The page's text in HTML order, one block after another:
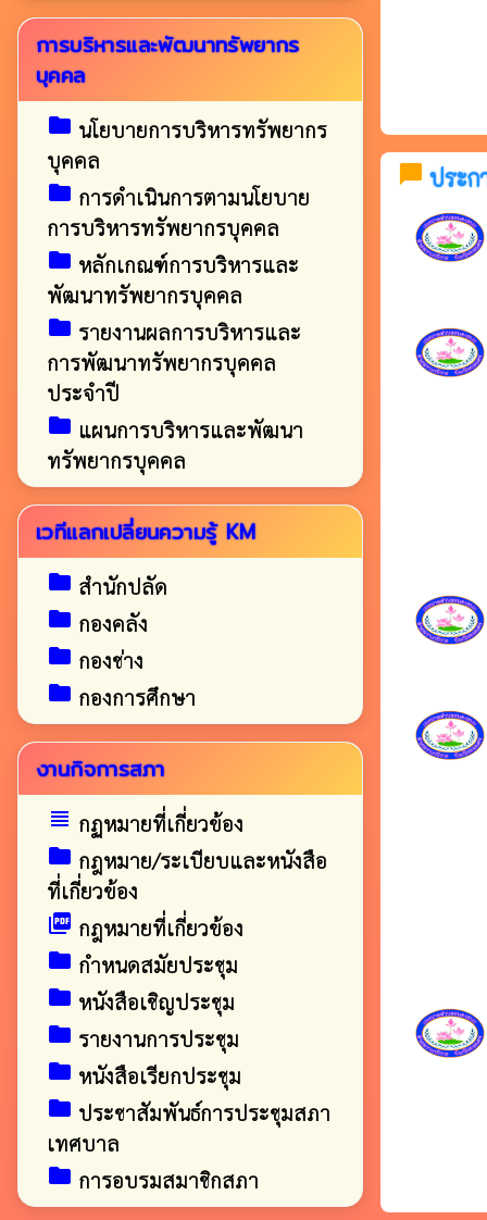
การบริหารและพัฒนาทรัพยากร
บุคคล
folder นโยบายการบริหารทรัพยากร
บุคคล
folder การดำเนินการตามนโยบาย
การบริหารทรัพยากรบุคคล
folder หลักเกณฑ์การบริหารและ
พัฒนาทรัพยากรบุคคล
folder รายงานผลการบริหารและ
การพัฒนาทรัพยากรบุคคล
ประจำปี
folder แผนการบริหารและพัฒนา
ทรัพยากรบุคคล
เวทีแลกเปลี่ยนความรู้ KM
folder สำนักปลัด
folder กองคลัง
folder กองช่าง
folder กองการศึกษา
งานกิจการสภา
view_headline กฏหมายที่เกี่ยวข้อง
folder กฎหมาย/ระเบียบและหนังสือ
ที่เกี่ยวข้อง
picture_as_pdf กฎหมายที่เกี่ยวข้อง
folder กำหนดสมัยประชุม
folder หนังสือเชิญประชุม
folder รายงานการประชุม
folder หนังสือเรียกประชุม
folder ประชาสัมพันธ์การประชุมสภา
เทศบาล
folder การอบรมสมาชิกสภา
chat_bubble ประก